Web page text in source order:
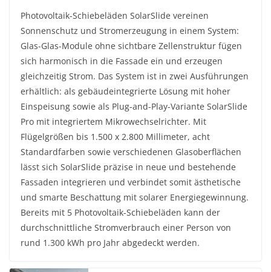
Photovoltaik-Schiebeläden SolarSlide vereinen
Sonnenschutz und Stromerzeugung in einem System:
Glas-Glas-Module ohne sichtbare Zellenstruktur fügen
sich harmonisch in die Fassade ein und erzeugen
gleichzeitig Strom. Das System ist in zwei Ausführungen
erhältlich: als gebäudeintegrierte Lösung mit hoher
Einspeisung sowie als Plug-and-Play-Variante SolarSlide
Pro mit integriertem Mikrowechselrichter. Mit
Flügelgrößen bis 1.500 x 2.800 Millimeter, acht
Standardfarben sowie verschiedenen Glasoberflächen
lässt sich SolarSlide präzise in neue und bestehende
Fassaden integrieren und verbindet somit ästhetische
und smarte Beschattung mit solarer Energiegewinnung.
Bereits mit 5 Photovoltaik-Schiebeläden kann der
durchschnittliche Stromverbrauch einer Person von
rund 1.300 kWh pro Jahr abgedeckt werden.